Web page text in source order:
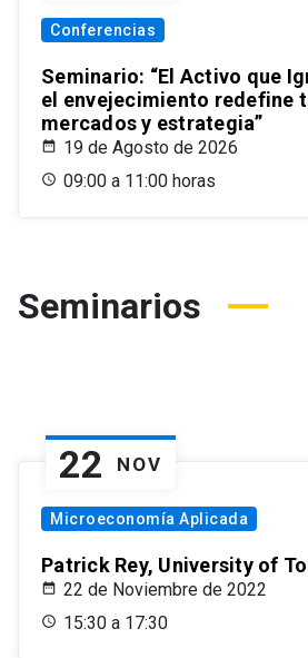
Conferencias
Seminario: “El Activo que
el envejecimiento redefine
mercados y estrategia”
19 de Agosto de 2026
09:00 a 11:00 horas
Seminarios
22 NOV
Microeconomía Aplicada
Patrick Rey, University of
22 de Noviembre de 2022
15:30 a 17:30